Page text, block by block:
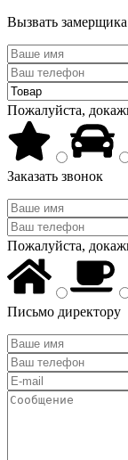
Вызвать замерщика
Пожалуйста,
Заказать звонок
Пожалуйста,
Письмо директору